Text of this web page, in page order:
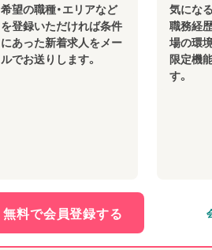
希望の職種・エリアなど
を登録いただければ条件
にあった新着求人をメー
ルでお送りします。
気にな
職務経
場の環
限定機
す。
無料で会員登録する